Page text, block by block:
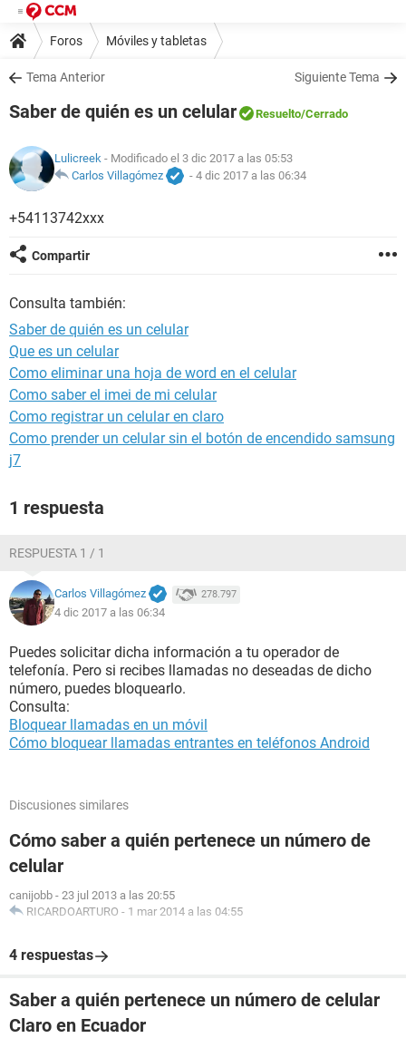
Foros Móviles y tabletas
Tema Anterior Siguiente Tema
Saber de quién es un celular Resuelto/Cerrado
Lulicreek - Modificado el 3 dic 2017 a las 05:53
Carlos Villagómez
- 4 dic 2017 a las 06:34
+54113742xxx
Compartir
Consulta también:
Saber de quién es un celular
Que es un celular
Como eliminar una hoja de word en el celular
Como saber el imei de mi celular
Como registrar un celular en claro
Como prender un celular sin el botón de encendido samsung
j7
1 respuesta
RESPUESTA 1 / 1
Carlos Villagómez 278.797
4 dic 2017 a las 06:34
Puedes solicitar dicha información a tu operador de
telefonía. Pero si recibes llamadas no deseadas de dicho
número, puedes bloquearlo.
Consulta:
Bloquear llamadas en un móvil
Cómo bloquear llamadas entrantes en teléfonos Android
Discusiones similares
Cómo saber a quién pertenece un número de
celular
canijobb - 23 jul 2013 a las 20:55
RICARDOARTURO - 1 mar 2014 a las 04:55
4 respuestas
Saber a quién pertenece un número de celular
Claro en Ecuador